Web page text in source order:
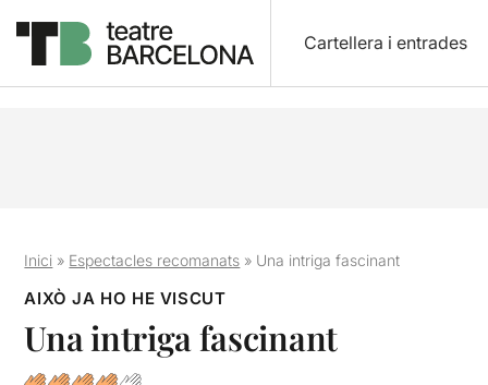
Cartellera i entrades
Inici » Espectacles recomanats » Una intriga fascinant
AIXÒ JA HO HE VISCUT
Una intriga fascinant